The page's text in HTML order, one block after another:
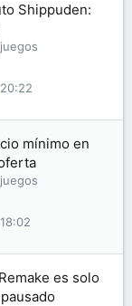
Shippuden:
mínimo en
es solo